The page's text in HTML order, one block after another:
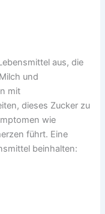
aus, die
und
mit
dieses Zucker zu
wie
führt. Eine
beinhalten: